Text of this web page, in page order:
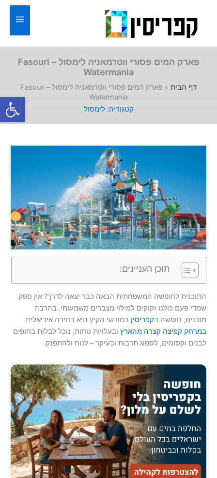
פתח
פארק המים פסורי ווטרמאניה לימסול – Fasouri
Watermania
דף הבית »
פארק המים פסורי ווטרמאניה לימסול – Fasouri
Watermania
לימסול
תוכן העניינים:
התוכנית לחופשה המשפחתית הבאה כבר יצאה לדרך? אין ספק
שמדי פעם כולנו זקוקים למילוי מצברים משמעותי. בהרבה
מובנים, חופשה בקפריסין בחודשי הקיץ היא בחירה אידיאלית.
במרחק קפיצה קצרה מהארץ ובעלויות נוחות, נוכל לבלות בחופים
לבנים וקסומים, לספוג תרבות ובעיקר – לנוח ולהתפנק.